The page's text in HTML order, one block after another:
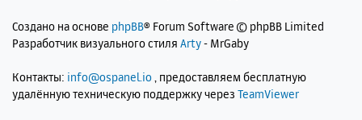
Создано на основе phpBB® Forum Software © phpBB Limited
Разработчик визуального стиля Arty- MrGaby
Контакты: info@ospanel.io , предоставляем бесплатную
удалённую техническую поддержку через TeamViewer